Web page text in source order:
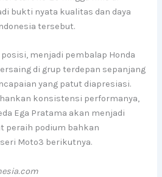
bukti nyata kualitas dan daya
tersebut.
menjadi pembalap Honda
di grup terdepan sepanjang
yang patut diapresiasi.
konsistensi performanya,
Ega Pratama akan menjadi
peraih podium bahkan
Moto3 berikutnya.